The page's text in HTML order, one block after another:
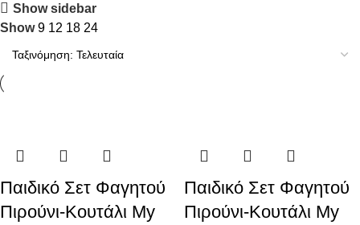
Show sidebar
Show9 12 18 24
Παιδικό Σετ Φαγητού
Πιρούνι-Κουτάλι My
Παιδικό Σετ Φαγητού
Πιρούνι-Κουτάλι My